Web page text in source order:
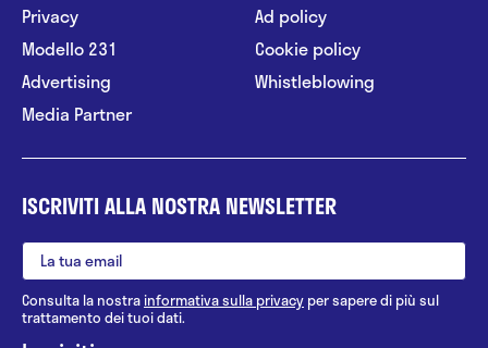
Privacy
Modello 231
Advertising
Media Partner
Ad policy
Cookie policy
Whistleblowing
ISCRIVITI ALLA NOSTRA NEWSLETTER
Consulta la nostrainformativa sulla privacy per sapere di più sul
trattamento dei tuoi dati.